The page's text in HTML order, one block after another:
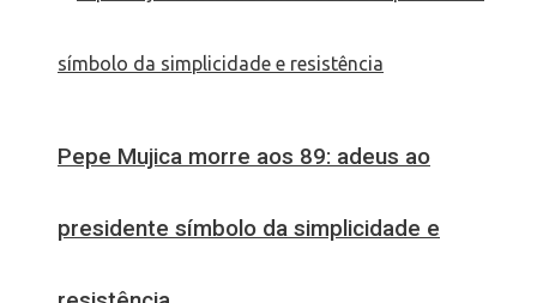
Pepe Mujica morre aos 89: adeus ao
presidente símbolo da simplicidade e